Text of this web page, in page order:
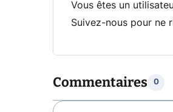
Vous êtes un
Suivez-nous pour ne
Commentaires 0